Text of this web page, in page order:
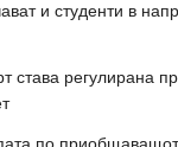
и студенти в
става регулирана